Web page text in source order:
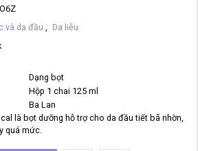
và da đầu
Da liễu
Dạng bọt
Hộp 1 chai 125 ml
Ba Lan
là bọt dưỡng hỗ trợ cho da đầu tiết bã nhờn,
quá mức.